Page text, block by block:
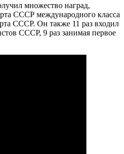
множество наград,
СССР международного класса
СССР. Он также 11 раз входил
СССР, 9 раз занимая первое